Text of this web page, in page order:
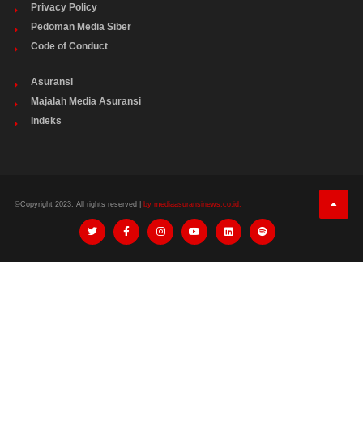
Privacy Policy
Pedoman Media Siber
Code of Conduct
Asuransi
Majalah Media Asuransi
Indeks
©Copyright 2023. All rights reserved | by mediaasuransinews.co.id.